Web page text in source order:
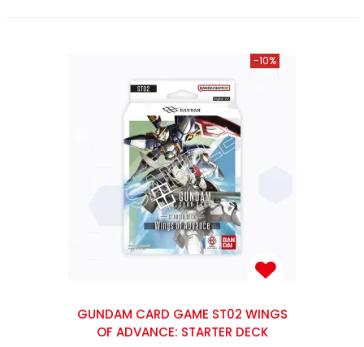
-10%
GUNDAM CARD GAME ST02 WINGS
OF ADVANCE: STARTER DECK